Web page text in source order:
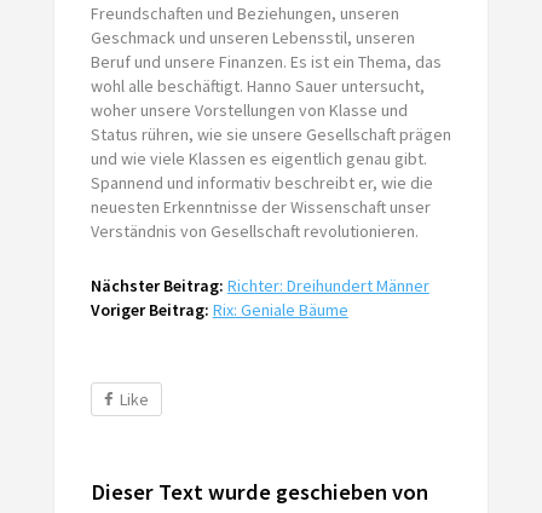
Freundschaften und Beziehungen, unseren
Geschmack und unseren Lebensstil, unseren
Beruf und unsere Finanzen. Es ist ein Thema, das
wohl alle beschäftigt. Hanno Sauer untersucht,
woher unsere Vorstellungen von Klasse und
Status rühren, wie sie unsere Gesellschaft prägen
und wie viele Klassen es eigentlich genau gibt.
Spannend und informativ beschreibt er, wie die
neuesten Erkenntnisse der Wissenschaft unser
Verständnis von Gesellschaft revolutionieren.
Nächster Beitrag: Richter: Dreihundert Männer
Voriger Beitrag: Rix: Geniale Bäume
Like
Dieser Text wurde geschieben von